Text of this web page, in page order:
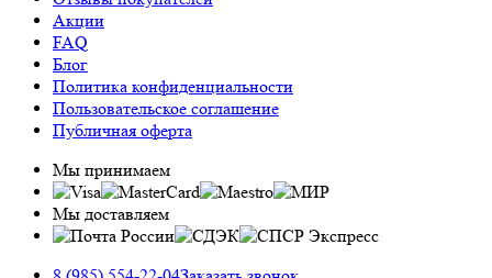
Акции
FAQ
Блог
Политика конфиденциальности
Пользовательское соглашение
Публичная оферта
Мы принимаем
Мы доставляем